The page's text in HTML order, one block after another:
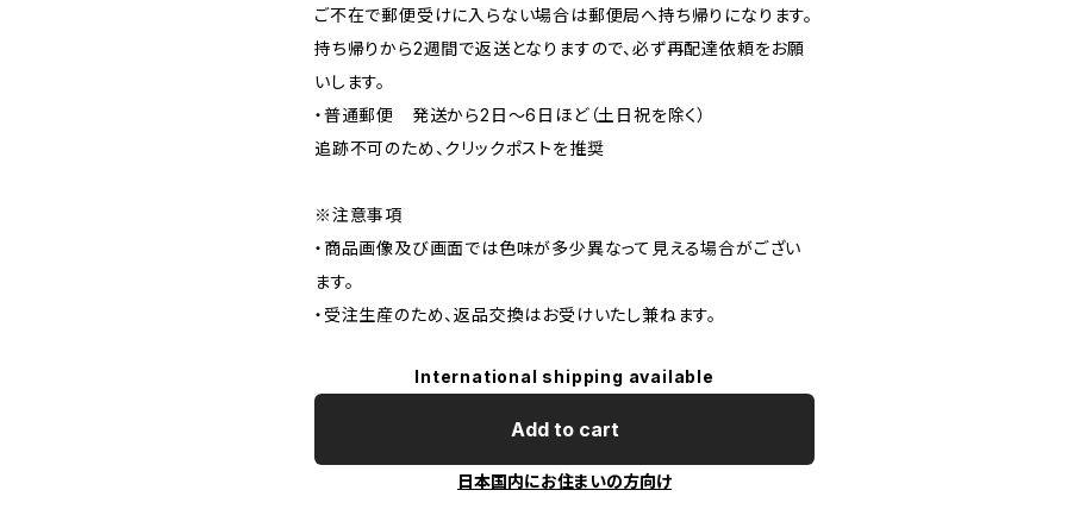
ご不在で郵便受けに入らない場合は郵便局へ持ち帰りになります。
持ち帰りから2週間で返送となりますので、必ず再配達依頼をお願
いします。
・普通郵便 発送から2日〜6日ほど（土日祝を除く）
追跡不可のため、クリックポストを推奨
※注意事項
・商品画像及び画面では色味が多少異なって見える場合がござい
ます。
・受注生産のため、返品交換はお受けいたし兼ねます。
International shipping available
Add to cart
日本国内にお住まいの方向け